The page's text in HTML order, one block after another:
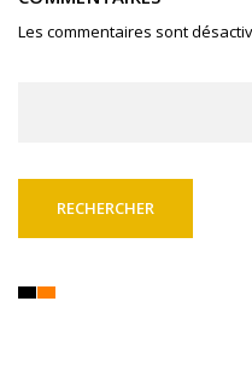
Les commentaires sont